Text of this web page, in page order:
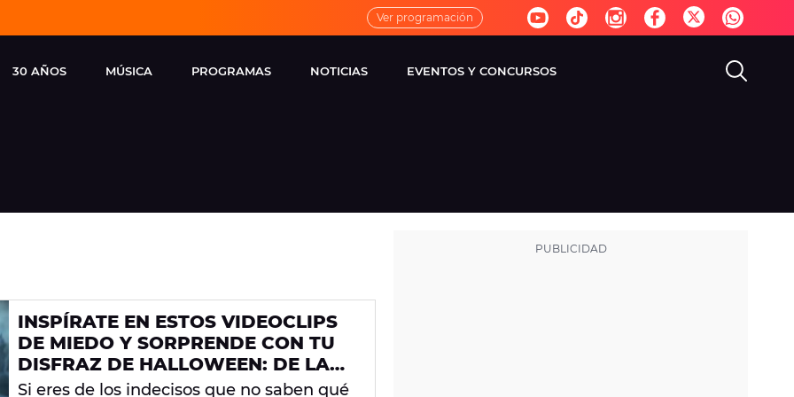
Ver programación
30 AÑOS
ENTREVISTAS
REMEMBER EUROPA
MÚSICA PROGRAMAS
VIRALES
NOTICIAS EVENTOS Y CONCURSOS
INSPÍRATE EN ESTOS VIDEOCLIPS
DE MIEDO Y SORPRENDE CON TU
DISFRAZ DE HALLOWEEN: DE LADY
GAGA A TAYLOR SWIFT
Si eres de los indecisos que no saben qué